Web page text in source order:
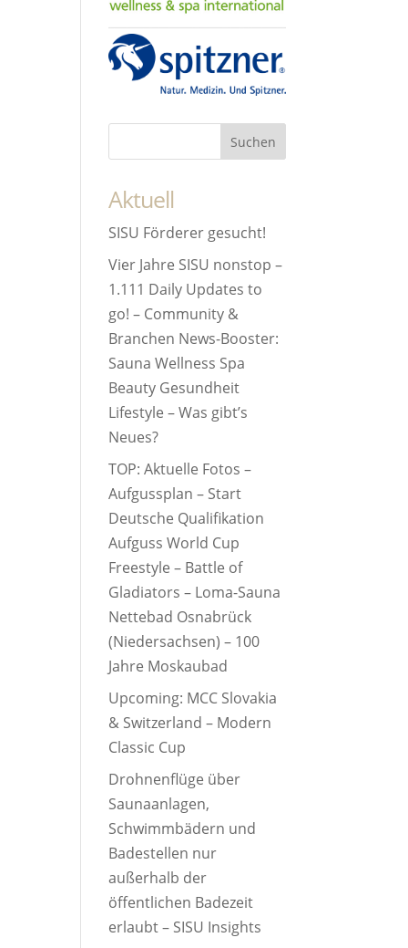
Aktuell
SISU Förderer gesucht!
Vier Jahre SISU nonstop –
1.111 Daily Updates to
go! – Community &
Branchen News-Booster:
Sauna Wellness Spa
Beauty Gesundheit
Lifestyle – Was gibt’s
Neues?
TOP: Aktuelle Fotos –
Aufgussplan – Start
Deutsche Qualifikation
Aufguss World Cup
Freestyle – Battle of
Gladiators – Loma-Sauna
Nettebad Osnabrück
(Niedersachsen) – 100
Jahre Moskaubad
Upcoming: MCC Slovakia
& Switzerland – Modern
Classic Cup
Drohnenflüge über
Saunaanlagen,
Schwimmbädern und
Badestellen nur
außerhalb der
öffentlichen Badezeit
erlaubt – SISU Insights